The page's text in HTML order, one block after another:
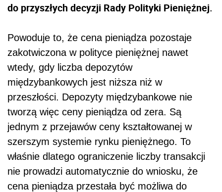
do przyszłych decyzji Rady Polityki Pieniężnej.
Powoduje to, że cena pieniądza pozostaje
zakotwiczona w polityce pieniężnej nawet
wtedy, gdy liczba depozytów
międzybankowych jest niższa niż w
przeszłości. Depozyty międzybankowe nie
tworzą więc ceny pieniądza od zera. Są
jednym z przejawów ceny kształtowanej w
szerszym systemie rynku pieniężnego. To
właśnie dlatego ograniczenie liczby transakcji
nie prowadzi automatycznie do wniosku, że
cena pieniądza przestała być możliwa do